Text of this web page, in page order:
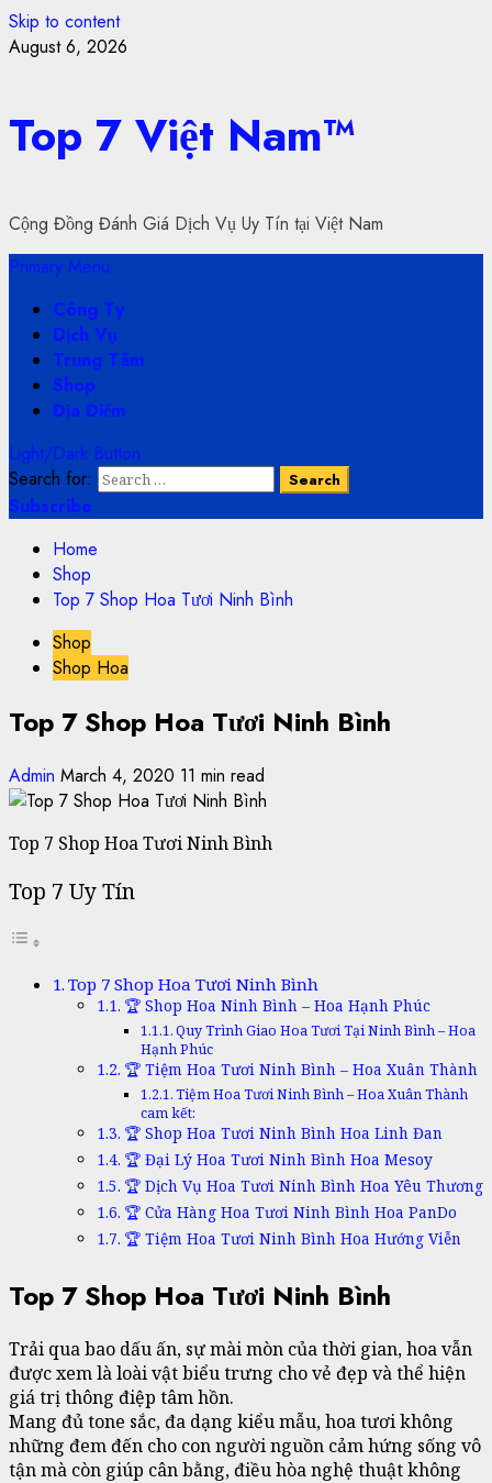
Skip to content
August 6, 2026
Top 7 Việt Nam™
Cộng Đồng Đánh Giá Dịch Vụ Uy Tín tại Việt Nam
Primary Menu
Công Ty
Dịch Vụ
Trung Tâm
Shop
Địa Điểm
Light/Dark Button
Search for:
Subscribe
Home
Shop
Top 7 Shop Hoa Tươi Ninh Bình
Shop
Shop Hoa
Top 7 Shop Hoa Tươi Ninh Bình
Admin March 4, 2020 11 min read
Top 7 Shop Hoa Tươi Ninh Bình
Top 7 Uy Tín
Top 7 Shop Hoa Tươi Ninh Bình
🏆 Shop Hoa Ninh Bình – Hoa Hạnh Phúc
Quy Trình Giao Hoa Tươi Tại Ninh Bình – Hoa
Hạnh Phúc
🏆 Tiệm Hoa Tươi Ninh Bình – Hoa Xuân Thành
Tiệm Hoa Tươi Ninh Bình – Hoa Xuân Thành
cam kết:
🏆 Shop Hoa Tươi Ninh Bình Hoa Linh Đan
🏆 Đại Lý Hoa Tươi Ninh Bình Hoa Mesoy
🏆 Dịch Vụ Hoa Tươi Ninh Bình Hoa Yêu Thương
🏆 Cửa Hàng Hoa Tươi Ninh Bình Hoa PanDo
🏆 Tiệm Hoa Tươi Ninh Bình Hoa Hướng Viễn
Top 7 Shop Hoa Tươi Ninh Bình
Trải qua bao dấu ấn, sự mài mòn của thời gian, hoa vẫn
được xem là loài vật biểu trưng cho vẻ đẹp và thể hiện
giá trị thông điệp tâm hồn.
Mang đủ tone sắc, đa dạng kiểu mẫu, hoa tươi không
những đem đến cho con người nguồn cảm hứng sống vô
tận mà còn giúp cân bằng, điều hòa nghệ thuật không